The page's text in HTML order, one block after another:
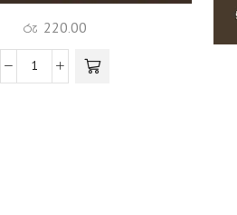
රු 220.00